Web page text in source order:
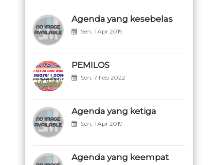
Agenda yang kesebelas
Sen, 1 Apr 2019
PEMILOS
Sen, 7 Feb 2022
Agenda yang ketiga
Sen, 1 Apr 2019
Agenda yang keempat